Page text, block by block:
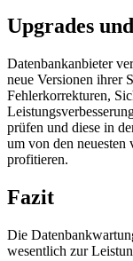
Upgrades
Datenbankanbieter
neue Versionen ihrer
Fehlerkorrekturen,
prüfen und diese in
um von den neuesten
profitieren.
Fazit
Die
wesentlich zur